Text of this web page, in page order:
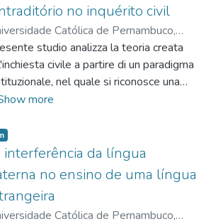
no inquérito civil
Católica de Pernambuco,
12-05)Carvalho, Ulisses Dias de;
Fábio Túlio
lattes.cnpq.br/7303883662985235
Sergio Torres
Luciano Dorea Martinez
lattes.cnpq.br/8883729921865765
studio analizza la teoria creata
civile a partire di un paradigma
nel quale si riconosce una
normatività dei principi che
punto di vista, i principi costituzionali
la chiusura interpretativa del
giuridico, conservando l'autonomia,
e la coerenza del diritto. Come
dell'analisi dottrinaria e dei dati
raccolti nella tesi, si è osservata la
more
type:
,
interferência da língua
no ensino de uma língua
Católica de Pernambuco,